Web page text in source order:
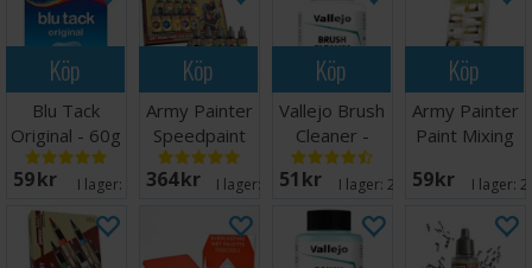
Köp
Blu Tack
Original - 60g
59 SEK I lager:
Köp
Army Painter
Speedpaint
Starter Set
2.0
364 SEK I lager: 20+
Köp
Vallejo Brush
Cleaner -
85ml
51 SEK I lager:20+
Köp
Army Painter
Paint Mixing
Bottles
59 SEK I lager: